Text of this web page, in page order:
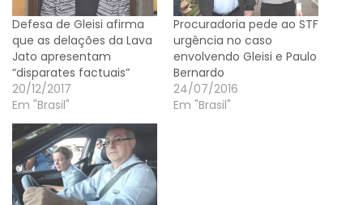
Defesa de Gleisi afirma
que as delações da Lava
Jato apresentam
“disparates factuais”
20/12/2017
Em "Brasil"
Procuradoria pede ao STF
urgência no caso
envolvendo Gleisi e Paulo
Bernardo
24/07/2016
Em "Brasil"